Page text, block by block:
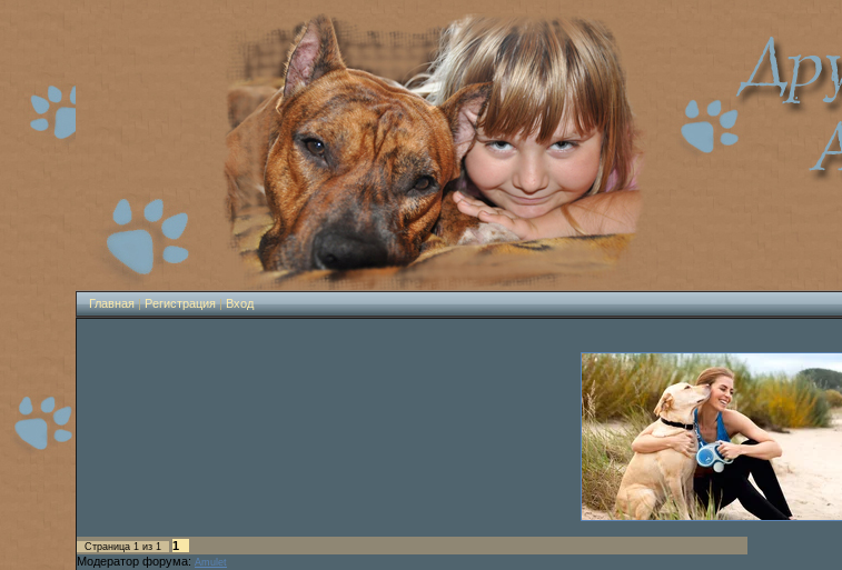
Главная|Регистрация|Вход
Страница 1 из 1
1
Модератор форума: Amulet